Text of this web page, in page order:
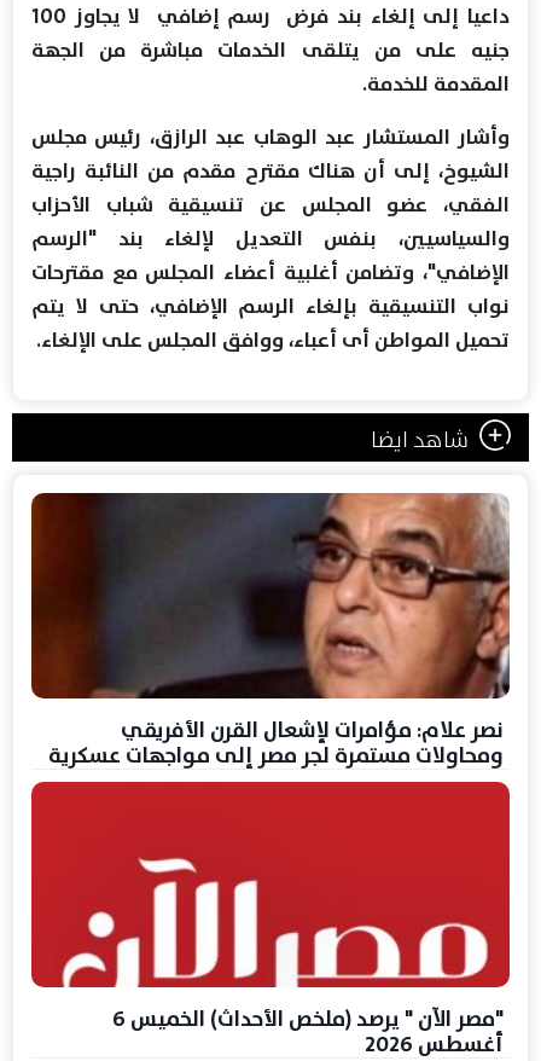
داعيا إلى إلغاء بند فرض رسم إضافي لا يجاوز 100
جنيه على من يتلقى الخدمات مباشرة من الجهة
المقدمة للخدمة.
وأشار المستشار عبد الوهاب عبد الرازق، رئيس مجلس
الشيوخ، إلى أن هناك مقترح مقدم من النائبة راجية
الفقي، عضو المجلس عن تنسيقية شباب الأحزاب
والسياسيين، بنفس التعديل لإلغاء بند "الرسم
الإضافي"، وتضامن أغلبية أعضاء المجلس مع مقترحات
نواب التنسيقية بإلغاء الرسم الإضافي، حتى لا يتم
تحميل المواطن أى أعباء، ووافق المجلس على الإلغاء.
شاهد ايضا
نصر علام: مؤامرات لإشعال القرن الأفريقي
ومحاولات مستمرة لجر مصر إلى مواجهات عسكرية
"مصر الآن " يرصد (ملخص الأحداث) الخميس 6
أغسطس 2026